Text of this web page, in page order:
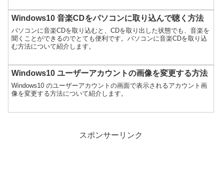
Windows10 音楽CDをパソコンに取り込んで聴く方法
パソコンに音楽CDを取り込むと、CDを取り出した状態でも、音楽を
聞くことができるのでとても便利です。パソコンに音楽CDを取り込
む方法について紹介します。
Windows10 ユーザーアカウントの画像を変更する方法
Windows10 のユーザーアカウントの画面で表示されるアカウント画
像を変更する方法について紹介します。
スポンサーリンク